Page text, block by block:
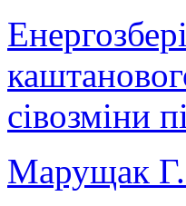
сівозміни
Марущак